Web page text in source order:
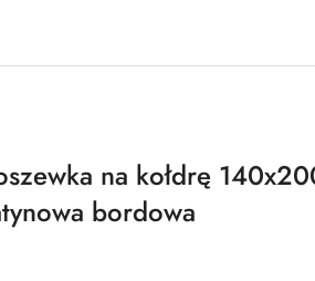
na kołdrę
bordowa